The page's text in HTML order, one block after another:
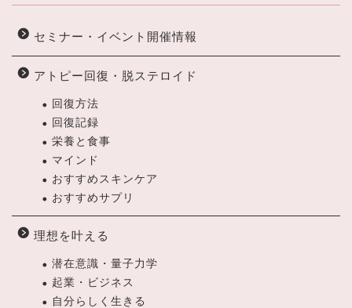
セミナー・イベント開催情報
アトピー回復・脱ステロイド
回復方法
回復記録
栄養と食事
マインド
おすすめスキンケア
おすすめサプリ
理想を叶える
潜在意識・量子力学
起業・ビジネス
自分らしく生きる